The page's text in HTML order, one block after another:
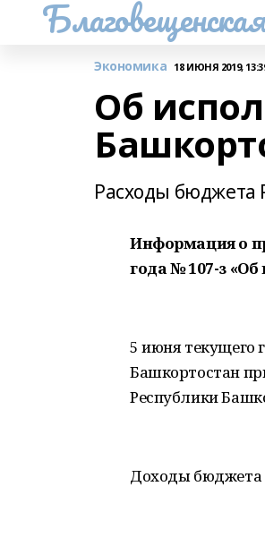
Экономика 18 ИЮНЯ 2019,
Об
Расходы бюджета
Информацияо
года № 107-з
5 июня текущего
Башкортостан
Республики
Доходы бюджета